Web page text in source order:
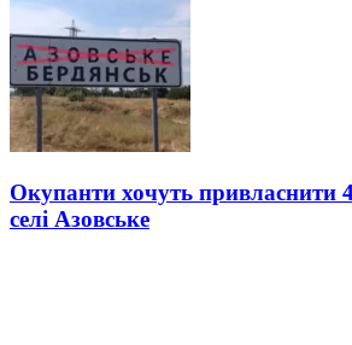
Окупанти хочуть привласнити
селі Азовське